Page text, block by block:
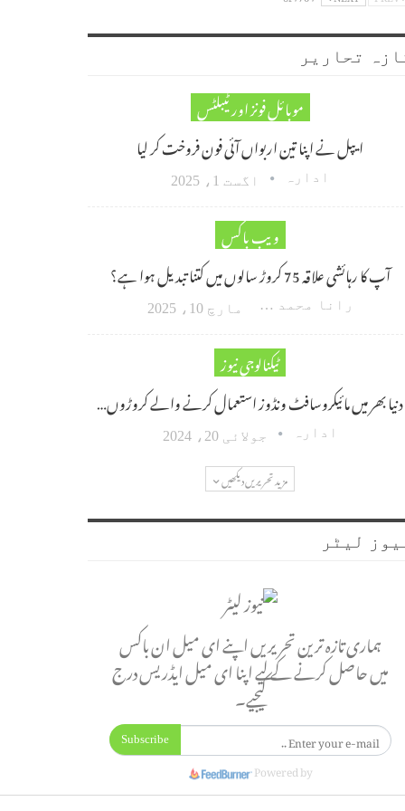
تحاریر
موبائل فونز اور ٹیبلٹس
ایپل نے اپنا تین اربواں آئی فون فروخت کر لیا
ادارہ اگست 1، 2025
ویب باکس
آپ کا رہائشی علاقہ 75 کروڑ سالوں میں کتنا تبدیل ہوا ہے؟
رانا محمد امین اکبر مارچ 10، 2025
ٹیکنالوجی نیوز
دنیا بھر میں مائیکروسافٹ ونڈوز استعمال کرنے والے کروڑوں…
ادارہ جولائی 20، 2024
مزید تحریریں دیکھیں
لیٹر
ہماری تازہ ترین تحریریں اپنے ای میل ان باکس
میں حاصل کرنے کے لیے اپنا ای میل ایڈریس درج
کیجیے۔
Subscribe
Powered by